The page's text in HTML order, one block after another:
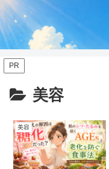
PR
美容
美容